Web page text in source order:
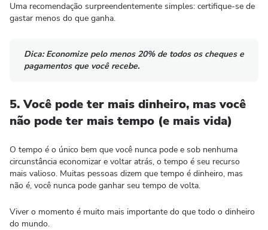
Uma recomendação surpreendentemente simples: certifique-se de
gastar menos do que ganha.
Dica:Economize pelo menos 20% de todos os cheques e
pagamentos que você recebe.
5. Você pode ter mais dinheiro, mas você
não pode ter mais tempo (e mais vida)
O tempo é o único bem que você nunca pode e sob nenhuma
circunstância economizar e voltar atrás, o tempo é seu recurso
mais valioso. Muitas pessoas dizem que tempo é dinheiro, mas
não é, você nunca pode ganhar seu tempo de volta.
Viver o momento é muito mais importante do que todo o dinheiro
do mundo.